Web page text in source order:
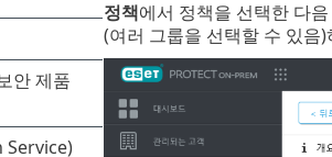
정책에서 정책을 선택한 다음
(여러 그룹을 선택할 수 있음)